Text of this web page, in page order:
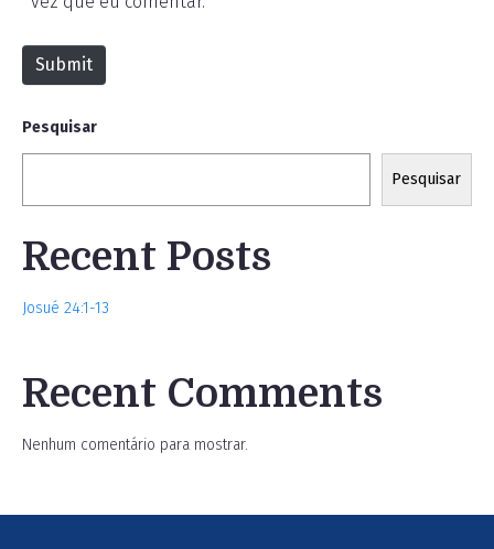
t
Submit
Pesquisar
Pesquisar
Recent Posts
Josué 24:1-13
Recent Comments
Nenhum comentário para mostrar.